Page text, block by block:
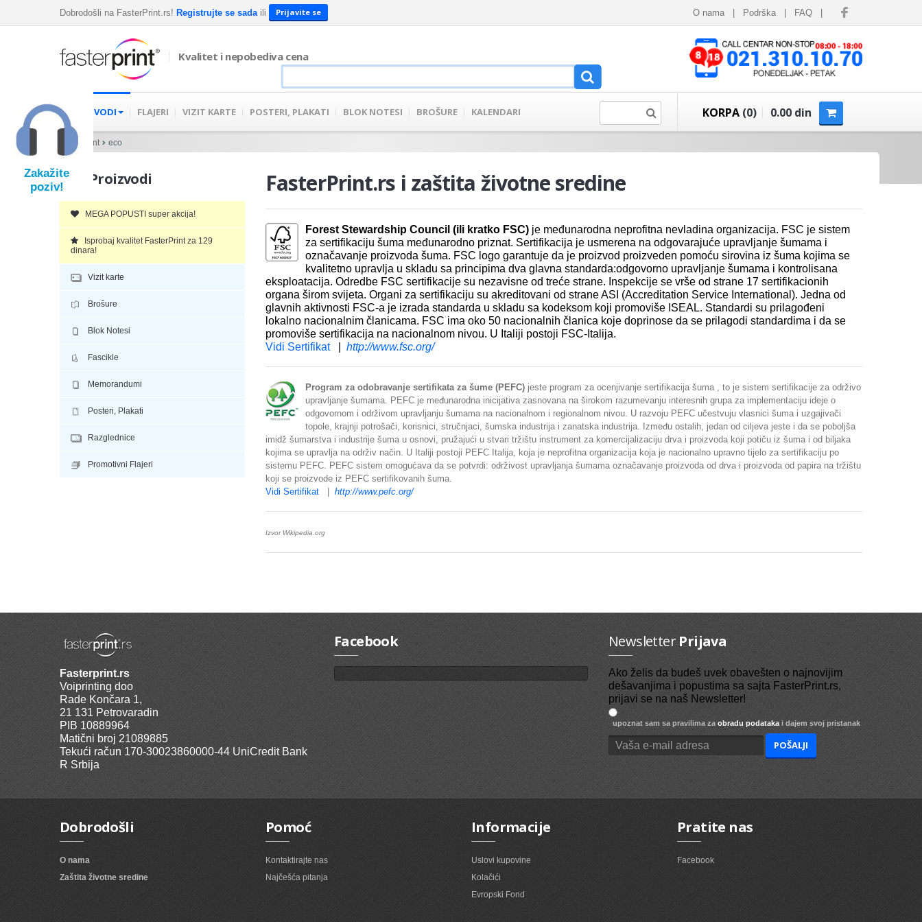
Dobrodošli na FasterPrint.rs! Registrujte se sadaili Prijavite se O nama Podrška FAQ
Kvalitet i nepobediva cena
PROIZVODI FLAJERI VIZIT KARTE POSTERI, PLAKATI BLOK NOTESI BROŠURE KALENDARI KORPA (0) 0.00 din
Fasterprint eco
Naši Proizvodi
MEGA POPUSTI super akcija!
Isprobaj kvalitet FasterPrint za 129
dinara!
Vizit karte
Brošure
Blok Notesi
Fascikle
Memorandumi
Posteri, Plakati
Razglednice
Promotivni Flajeri
FasterPrint.rs i zaštita životne sredine
Forest Stewardship Council (ili kratko FSC) je međunarodna neprofitna nevladina organizacija. FSC je sistem
za sertifikaciju šuma međunarodno priznat. Sertifikacija je usmerena na odgovarajuće upravljanje šumama i
označavanje proizvoda šuma. FSC logo garantuje da je proizvod proizveden pomoću sirovina iz šuma kojima se
kvalitetno upravlja u skladu sa principima dva glavna standarda:odgovorno upravljanje šumama i kontrolisana
eksploatacija. Odredbe FSC sertifikacije su nezavisne od treće strane. Inspekcije se vrše od strane 17 sertifikacionih
organa širom svijeta. Organi za sertifikaciju su akreditovani od strane ASI (Accreditation Service International). Jedna od
glavnih aktivnosti FSC-a je izrada standarda u skladu sa kodeksom koji promoviše ISEAL. Standardi su prilagođeni
lokalno nacionalnim članicama. FSC ima oko 50 nacionalnih članica koje doprinose da se prilagodi standardima i da se
promoviše sertifikacija na nacionalnom nivou. U Italiji postoji FSC-Italija.
Vidi Sertifikat
http://www.fsc.org/
Program za odobravanje sertifikata za šume (PEFC) jeste program za ocenjivanje sertifikacija šuma , to je sistem sertifikacije za održivo
upravljanje šumama. PEFC je međunarodna inicijativa zasnovana na širokom razumevanju interesnih grupa za implementaciju ideje o
odgovornom i održivom upravljanju šumama na nacionalnom i regionalnom nivou. U razvoju PEFC učestvuju vlasnici šuma i uzgajivači
topole, krajnji potrošači, korisnici, stručnjaci, šumska industrija i zanatska industrija. Između ostalih, jedan od ciljeva jeste i da se poboljša
imidž šumarstva i industrije šuma u osnovi, pružajući u stvari tržištu instrument za komercijalizaciju drva i proizvoda koji potiču iz šuma i od biljaka
kojima se upravlja na održiv način. U Italiji postoji PEFC Italija, koja je neprofitna organizacija koja je nacionalno upravno tijelo za sertifikaciju po
sistemu PEFC. PEFC sistem omogućava da se potvrdi: održivost upravljanja šumama označavanje proizvoda od drva i proizvoda od papira na tržištu
koji se proizvode iz PEFC sertifikovanih šuma.
Vidi Sertifikat
http://www.pefc.org/
Izvor Wikipedia.org
Fasterprint.rs
Voiprinting doo
Rade Končara 1,
21 131 Petrovaradin
PIB 10889964
Matični broj 21089885
Tekući račun 170-30023860000-44 UniCredit Bank
R Srbija
Facebook NewsletterPrijava
Ako želis da budeš uvek obavešten o najnovijim
dešavanjima i popustima sa sajta FasterPrint.rs,
prijavi se na naš Newsletter!
upoznat sam sa pravilima za obradu podataka i dajem svoj pristanak
Dobrodošli
O nama
Zaštita životne sredine
Pomoć
Kontaktirajte nas
Najčešća pitanja
Informacije
Uslovi kupovine
Kolačići
Evropski Fond
Pratite nas
Facebook
Zakažite
poziv!